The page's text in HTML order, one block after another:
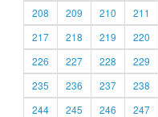
208
209 210 211
217
218 219 220
226
227 228 229
235
236 237 238
244
245 246 247